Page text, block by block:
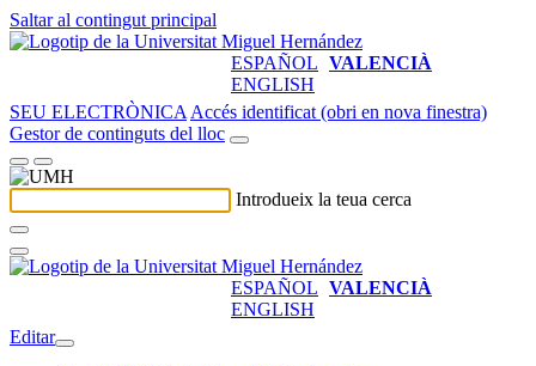
Saltar al contingut principal
ESPAÑOL VALENCIÀ
ENGLISH
SEU ELECTRÒNICA Accés identificat (obri en nova finestra)
Gestor de continguts del lloc
Introdueix la teua cerca
ESPAÑOL VALENCIÀ
ENGLISH
Editar